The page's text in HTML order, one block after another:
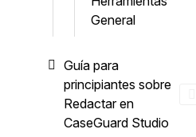
General
Guía para
principiantes sobre
Redactar en
CaseGuard Studio